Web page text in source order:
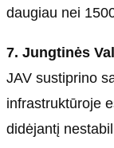
daugiau nei
7. Jungtinės
JAV sustiprino
infrastruktūroje
didėjantį